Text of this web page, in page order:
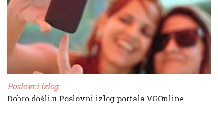
Poslovni izlog
Dobro došli u Poslovni izlog portala VGOnline